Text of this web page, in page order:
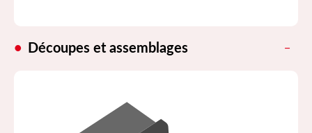
Découpes et assemblages